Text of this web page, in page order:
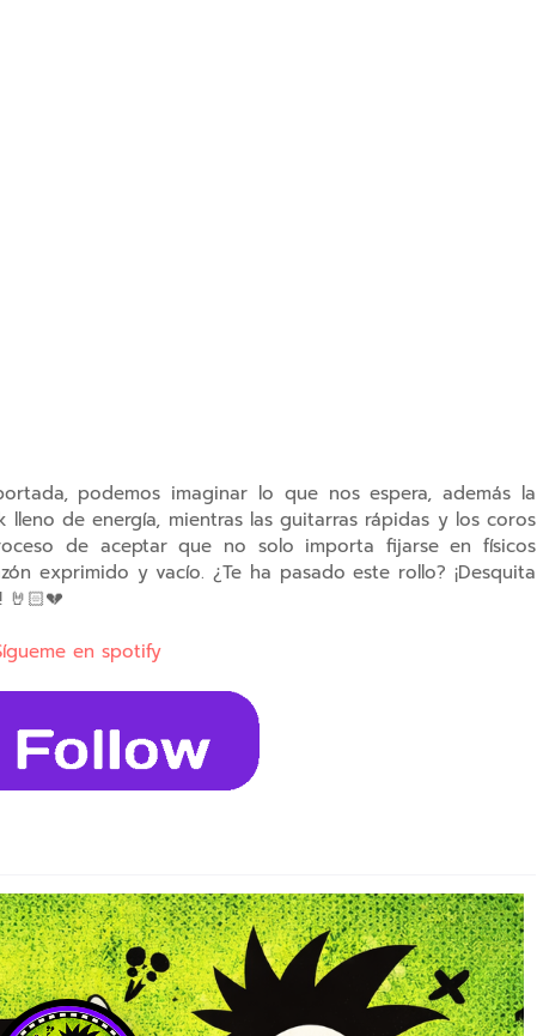
podemos imaginar lo que nos espera, además la
lleno de energía, mientras las guitarras rápidas y los coros
de aceptar que no solo importa fijarse en físicos
exprimido y vacío. ¿Te ha pasado este rollo? ¡Desquita